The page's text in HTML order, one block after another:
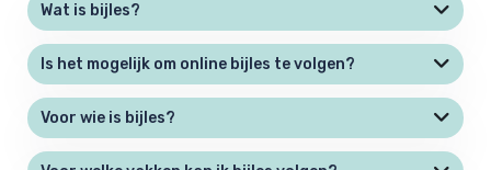
Wat is bijles?
Is het mogelijk om online bijles te volgen?
Voor wie is bijles?